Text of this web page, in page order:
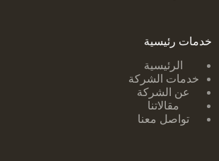
خدمات رئيسية
الرئيسية
خدمات الشركة
عن الشركة
مقالاتنا
تواصل معنا